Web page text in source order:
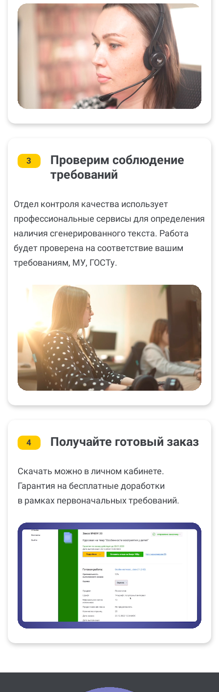
3
Проверим соблюдение
требований
Отдел контроля качества использует
профессиональные сервисы для определения
наличия сгенерированного текста. Работа
будет проверена на соответствие вашим
требованиям, МУ, ГОСТу.
4 Получайте готовый заказ
Скачать можно в личном кабинете.
Гарантия на бесплатные доработки
в рамках первоначальных требований.